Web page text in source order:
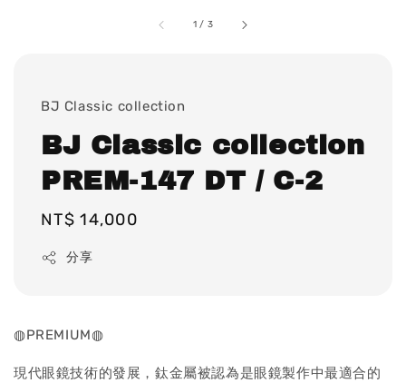
1 / 3
BJ Classic collection
BJ Classic collection
PREM-147 DT / C-2
Regular
NT$ 14,000
分享
◍PREMIUM◍
現代眼鏡技術的發展，鈦金屬被認為是眼鏡製作中最適合的